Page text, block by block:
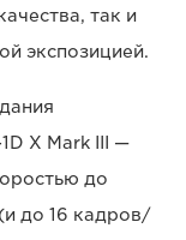
так и
экспозицией.
X Mark III —
до
до 16 кадров/